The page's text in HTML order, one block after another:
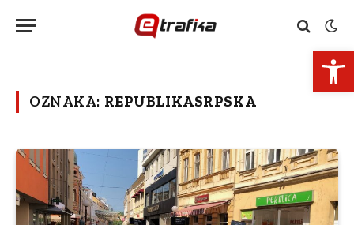
OZNAKA: REPUBLIKASRPSKA